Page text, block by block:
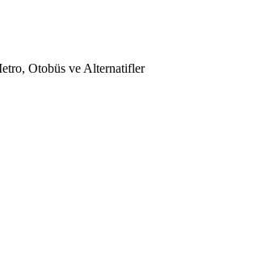
Otobüs ve Alternatifler